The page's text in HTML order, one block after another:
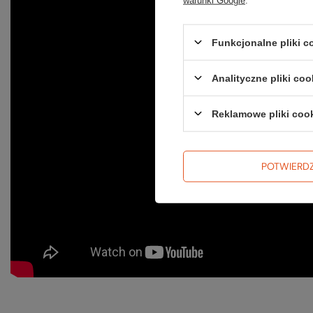
Funkcjonalne pliki
Analityczne pliki
Reklamowe pliki